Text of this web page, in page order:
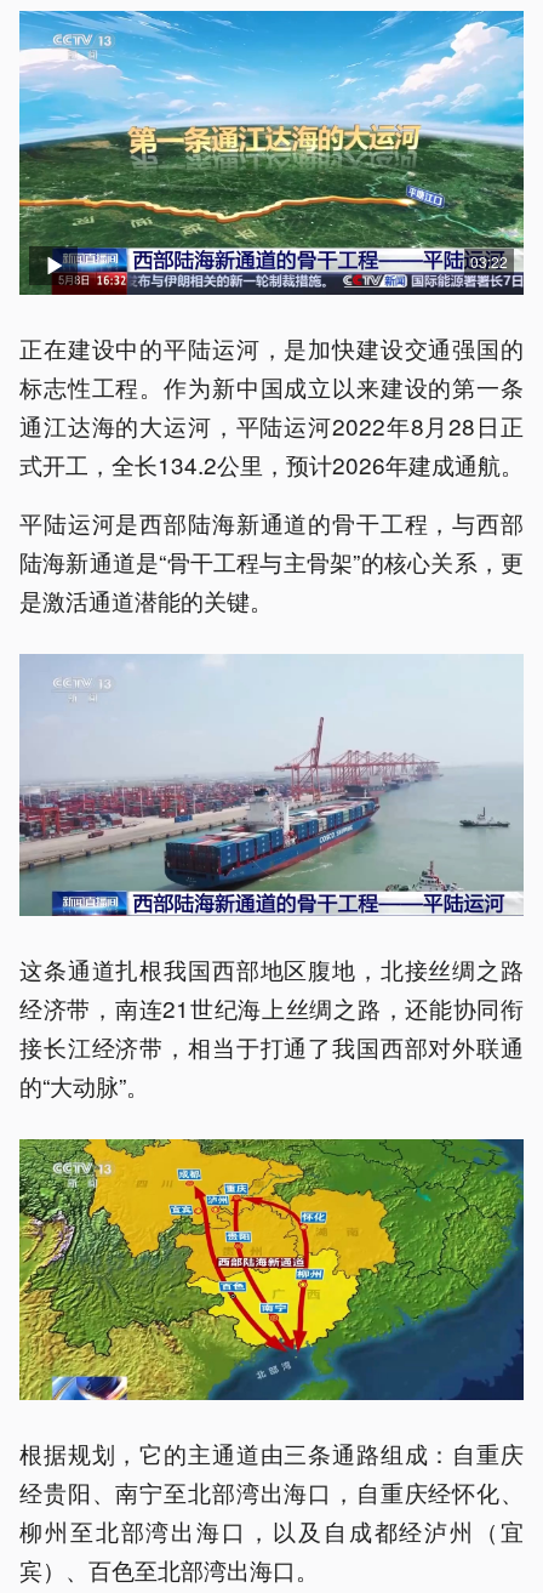
03:22
正在建设中的平陆运河，是加快建设交通强国的
标志性工程。作为新中国成立以来建设的第一条
通江达海的大运河，平陆运河2022年8月28日正
式开工，全长134.2公里，预计2026年建成通航。
平陆运河是西部陆海新通道的骨干工程，与西部
陆海新通道是“骨干工程与主骨架”的核心关系，更
是激活通道潜能的关键。
这条通道扎根我国西部地区腹地，北接丝绸之路
经济带，南连21世纪海上丝绸之路，还能协同衔
接长江经济带，相当于打通了我国西部对外联通
的“大动脉”。
根据规划，它的主通道由三条通路组成：自重庆
经贵阳、南宁至北部湾出海口，自重庆经怀化、
柳州至北部湾出海口，以及自成都经泸州（宜
宾）、百色至北部湾出海口。